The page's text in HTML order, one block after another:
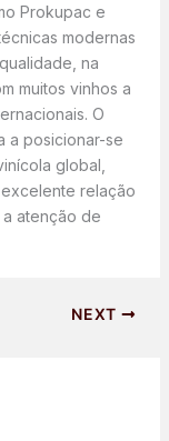
Prokupac e
modernas
na
muitos vinhos a
O
a posicionar-se
global,
relação
atenção de
NEXT